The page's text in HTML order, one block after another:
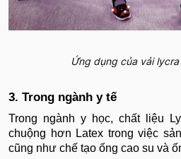
Ứng dụng của vải
3. Trong ngành y tế
Trong ngành y học, chất liệu
chuộng hơn Latex trong việc
cũng như chế tạo ống cao su và